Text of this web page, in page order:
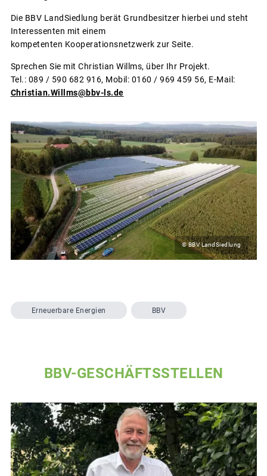
Die BBV LandSiedlung berät Grundbesitzer hierbei und steht
Interessenten mit einem
kompetenten Kooperationsnetzwerk zur Seite.
Sprechen Sie mit Christian Willms, über Ihr Projekt.
Tel.: 089 / 590 682 916, Mobil: 0160 / 969 459 56, E-Mail:
Christian.Willms@bbv-ls.de
© BBV LandSiedlung
Erneuerbare Energien BBV
BBV-GESCHÄFTSSTELLEN